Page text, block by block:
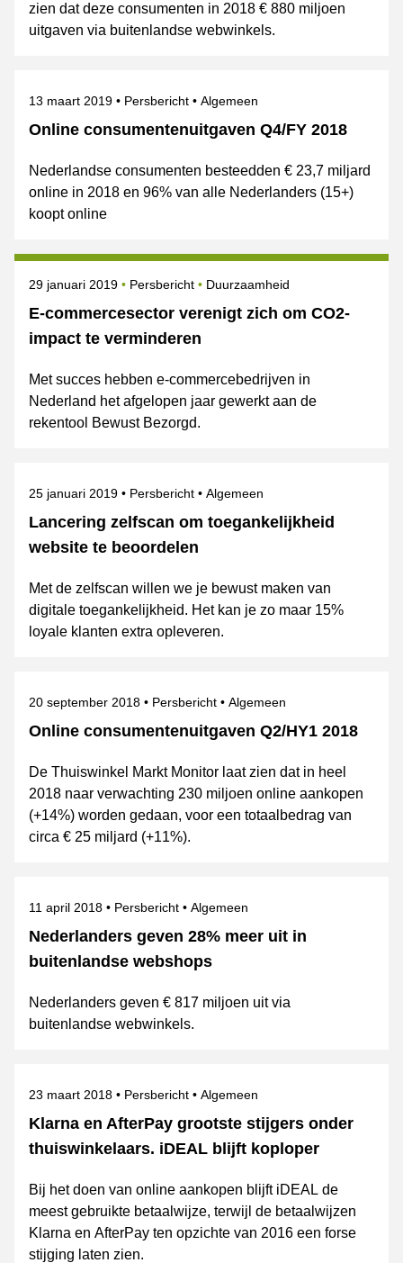
zien dat deze consumenten in 2018 € 880 miljoen
uitgaven via buitenlandse webwinkels.
Online consumentenuitgaven Q4/FY 2018
Gepubliceerd op
13 maart 2019 Categorie
Persbericht Onderwerpen
Algemeen
Nederlandse consumenten besteedden € 23,7 miljard
online in 2018 en 96% van alle Nederlanders (15+)
koopt online
E-commercesector verenigt zich om CO2-
impact te verminderen
Gepubliceerd op
29 januari 2019 Categorie
Persbericht Onderwerpen
Duurzaamheid
Met succes hebben e-commercebedrijven in
Nederland het afgelopen jaar gewerkt aan de
rekentool Bewust Bezorgd.
Lancering zelfscan om toegankelijkheid
website te beoordelen
Gepubliceerd op
25 januari 2019 Categorie
Persbericht Onderwerpen
Algemeen
Met de zelfscan willen we je bewust maken van
digitale toegankelijkheid. Het kan je zo maar 15%
loyale klanten extra opleveren.
Online consumentenuitgaven Q2/HY1 2018
Gepubliceerd op
20 september 2018 Categorie
Persbericht Onderwerpen
Algemeen
De Thuiswinkel Markt Monitor laat zien dat in heel
2018 naar verwachting 230 miljoen online aankopen
(+14%) worden gedaan, voor een totaalbedrag van
circa € 25 miljard (+11%).
Nederlanders geven 28% meer uit in
buitenlandse webshops
Gepubliceerd op
11 april 2018 Categorie
Persbericht Onderwerpen
Algemeen
Nederlanders geven € 817 miljoen uit via
buitenlandse webwinkels.
Klarna en AfterPay grootste stijgers onder
thuiswinkelaars. iDEAL blijft koploper
Gepubliceerd op
23 maart 2018 Categorie
Persbericht Onderwerpen
Algemeen
Bij het doen van online aankopen blijft iDEAL de
meest gebruikte betaalwijze, terwijl de betaalwijzen
Klarna en AfterPay ten opzichte van 2016 een forse
stijging laten zien.